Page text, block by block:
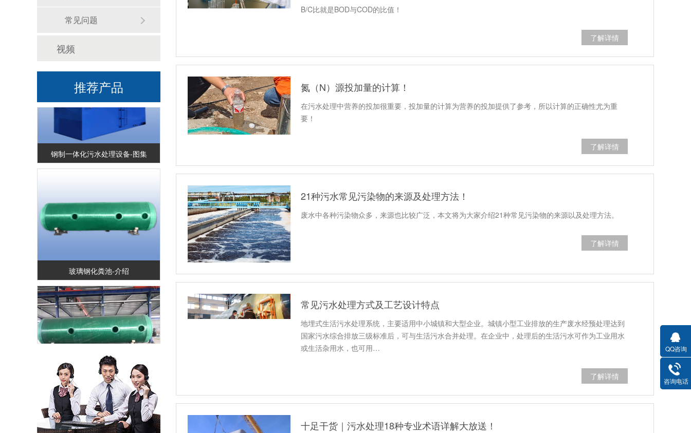
B/C比就是BOD与COD的比值！
了解详情
氮（N）源投加量的计算！
在污水处理中营养的投加很重要，投加量的计算为营养的投加提供了参考，所以计算的正确性尤为重
要！
了解详情
21种污水常见污染物的来源及处理方法！
废水中各种污染物众多，来源也比较广泛，本文将为大家介绍21种常见污染物的来源以及处理方法。
了解详情
常见污水处理方式及工艺设计特点
地埋式生活污水处理系统，主要适用中小城镇和大型企业。城镇小型工业排放的生产废水经预处理达到
国家污水综合排放三级标准后，可与生活污水合并处理。在企业中，处理后的生活污水可作为工业用水
或生活杂用水，也可用…
了解详情
十足干货｜污水处理18种专业术语详解大放送！
常见问题
视频
推荐产品
玻璃钢一体化污水处理设备-图集
钢制一体化污水处理设备-图集
玻璃钢化粪池-介绍
玻璃钢化粪池-图集
QQ咨询
咨询电话